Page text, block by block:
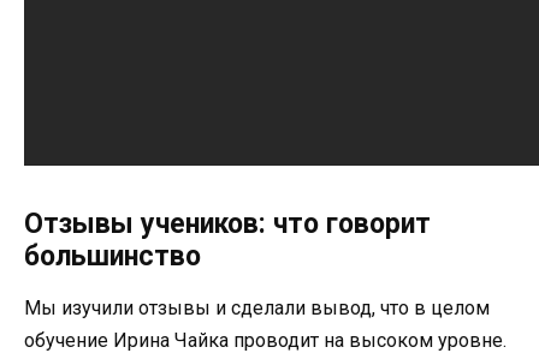
Отзывы учеников: что говорит
большинство
Мы изучили отзывы и сделали вывод, что в целом
обучение Ирина Чайка проводит на высоком уровне.